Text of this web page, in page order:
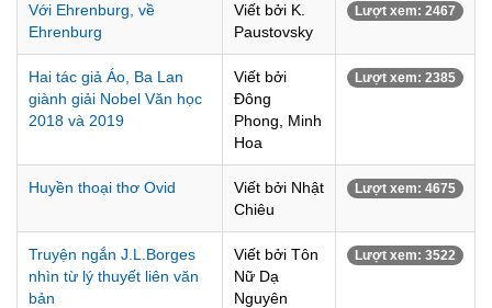
Với Ehrenburg, về
Ehrenburg
Viết bởi K.
Paustovsky
Lượt xem: 2467
Hai tác giả Áo, Ba Lan
giành giải Nobel Văn học
2018 và 2019
Viết bởi
Đông
Phong, Minh
Hoa
Lượt xem: 2385
Huyền thoại thơ Ovid
Viết bởi Nhật
Chiêu
Lượt xem: 4675
Truyện ngắn J.L.Borges
nhìn từ lý thuyết liên văn
bản
Viết bởi Tôn
Nữ Dạ
Nguyên
Lượt xem: 3522